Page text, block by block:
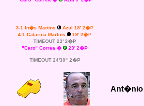
3-1 In�s Martins
Azul 18' 2�P
4-1 Catarina Martins
19' 2�P
TIMEOUT 23' 2�P
"Caro" Correa �
23' 2�P
TIMEOUT 24'30" 2�P
Ant�nio